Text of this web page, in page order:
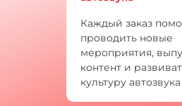
Каждый заказ
проводить новые
мероприятия,
контент и
культуру